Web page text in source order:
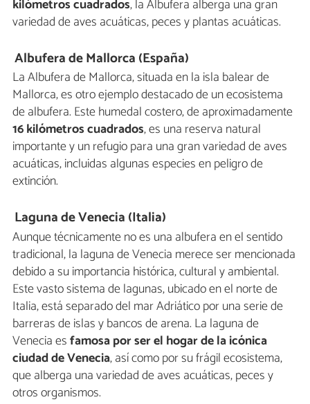
kilómetros cuadrados, la Albufera alberga una gran
variedad de aves acuáticas, peces y plantas acuáticas.
Albufera de Mallorca (España)
La Albufera de Mallorca, situada en la isla balear de
Mallorca, es otro ejemplo destacado de un ecosistema
de albufera. Este humedal costero, de aproximadamente
16 kilómetros cuadrados, es una reserva natural
importante y un refugio para una gran variedad de aves
acuáticas, incluidas algunas especies en peligro de
extinción.
Laguna de Venecia (Italia)
Aunque técnicamente no es una albufera en el sentido
tradicional, la laguna de Venecia merece ser mencionada
debido a su importancia histórica, cultural y ambiental.
Este vasto sistema de lagunas, ubicado en el norte de
Italia, está separado del mar Adriático por una serie de
barreras de islas y bancos de arena. La laguna de
Venecia esfamosa por ser el hogar de la icónica
ciudad de Venecia, así como por su frágil ecosistema,
que alberga una variedad de aves acuáticas, peces y
otros organismos.